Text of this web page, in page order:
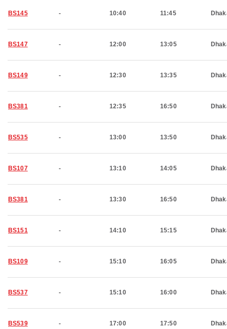
BS145 - 10:40 11:45
BS147 - 12:00 13:05
BS149 - 12:30 13:35
BS381 - 12:35 16:50
BS535 - 13:00 13:50
BS107 - 13:10 14:05
BS381 - 13:30 16:50
BS151 - 14:10 15:15
BS109 - 15:10 16:05
BS537 - 15:10 16:00
BS539 - 17:00 17:50